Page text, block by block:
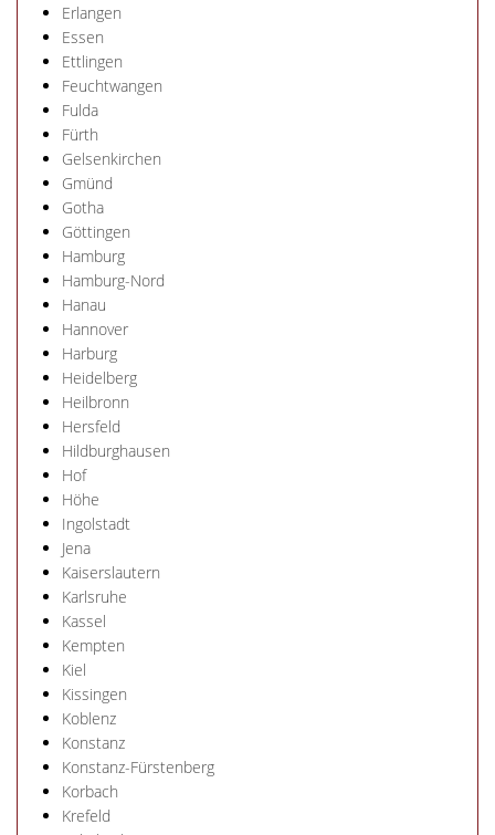
Erlangen
Essen
Ettlingen
Feuchtwangen
Fulda
Fürth
Gelsenkirchen
Gmünd
Gotha
Göttingen
Hamburg
Hamburg-Nord
Hanau
Hannover
Harburg
Heidelberg
Heilbronn
Hersfeld
Hildburghausen
Hof
Höhe
Ingolstadt
Jena
Kaiserslautern
Karlsruhe
Kassel
Kempten
Kiel
Kissingen
Koblenz
Konstanz
Konstanz-Fürstenberg
Korbach
Krefeld